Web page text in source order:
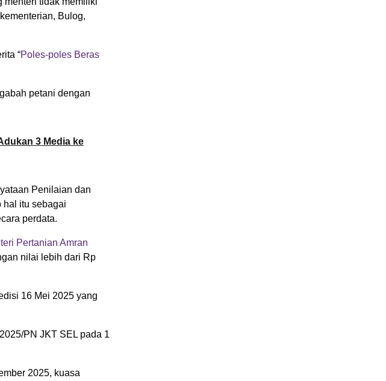
Bulog,
“Poles-poles Beras
petani dengan
3 Media ke
Penilaian dan
hal itu sebagai
perdata.
Pertanian Amran
nilai lebih dari Rp
16 Mei 2025 yang
PN JKT SEL pada 1
2025, kuasa